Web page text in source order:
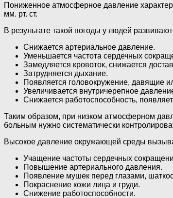
Пониженное атмосферное давление
мм. рт. ст.
В результате такой погоды у людей
Снижается артериальное давление.
Уменьшается частота сердечных
Замедляется кровоток, снижается
Затрудняется дыхание.
Появляется головокружение, давящие
Увеличивается внутричерепное
Снижается работоспособность,
Таким образом, при низком атмосферном
больным нужно систематически
Высокое давление окружающей среды
Учащение частоты сердечных
Повышение артериального давления.
Появление мушек перед глазами,
Покраснение кожи лица и груди.
Снижение работоспособности.